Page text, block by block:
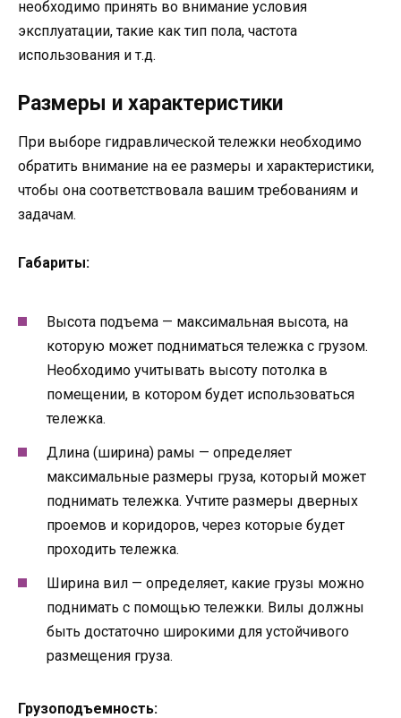
необходимо принять во внимание условия
эксплуатации, такие как тип пола, частота
использования и т.д.
Размеры и характеристики
При выборе гидравлической тележки необходимо
обратить внимание на ее размеры и характеристики,
чтобы она соответствовала вашим требованиям и
задачам.
Габариты:
Высота подъема — максимальная высота, на
которую может подниматься тележка с грузом.
Необходимо учитывать высоту потолка в
помещении, в котором будет использоваться
тележка.
Длина (ширина) рамы — определяет
максимальные размеры груза, который может
поднимать тележка. Учтите размеры дверных
проемов и коридоров, через которые будет
проходить тележка.
Ширина вил — определяет, какие грузы можно
поднимать с помощью тележки. Вилы должны
быть достаточно широкими для устойчивого
размещения груза.
Грузоподъемность: